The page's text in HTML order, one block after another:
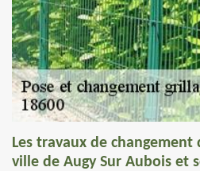
Les travaux de changement
ville de Augy Sur Aubois et